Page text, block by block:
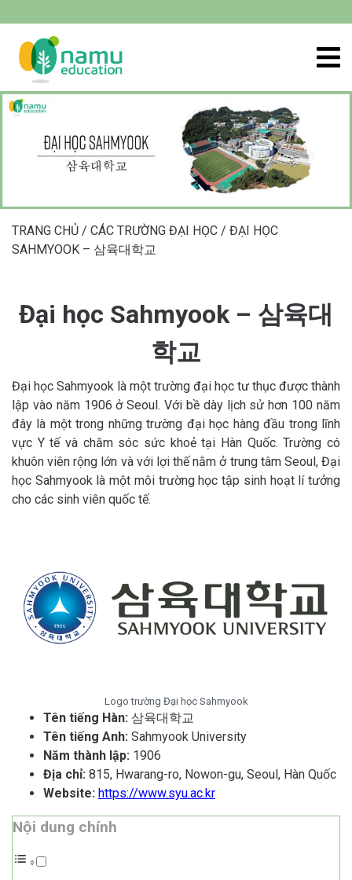
TRANG CHỦ / CÁC TRƯỜNG ĐẠI HỌC / ĐẠI HỌC
SAHMYOOK – 삼육대학교
Đại học Sahmyook – 삼육대
학교
Đại học Sahmyook là một trường đại học tư thục được thành
lập vào năm 1906 ở Seoul. Với bề dày lịch sử hơn 100 năm
đây là một trong những trường đại học hàng đầu trong lĩnh
vực Y tế và chăm sóc sức khoẻ tại Hàn Quốc. Trường có
khuôn viên rộng lớn và với lợi thế nằm ở trung tâm Seoul, Đại
học Sahmyook là một môi trường học tập sinh hoạt lí tưởng
cho các sinh viên quốc tế.
Logo trường Đại học Sahmyook
Tên tiếng Hàn: 삼육대학교
Tên tiếng Anh: Sahmyook University
Năm thành lập: 1906
Địa chỉ: 815, Hwarang-ro, Nowon-gu, Seoul, Hàn Quốc
Website: https://www.syu.ac.kr
Nội dung chính